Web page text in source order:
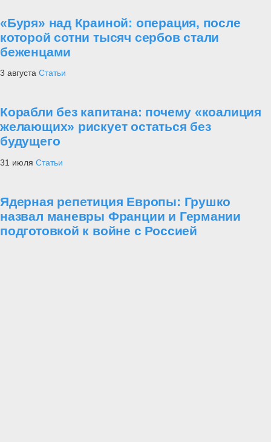
«Буря» над Краиной: операция, после
которой сотни тысяч сербов стали
беженцами
3 августа Статьи
Корабли без капитана: почему «коалиция
желающих» рискует остаться без
будущего
31 июля Статьи
Ядерная репетиция Европы: Грушко
назвал маневры Франции и Германии
подготовкой к войне с Россией